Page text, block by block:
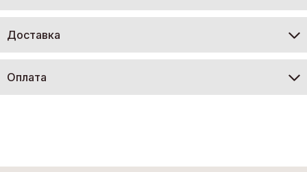
Доставка
Оплата